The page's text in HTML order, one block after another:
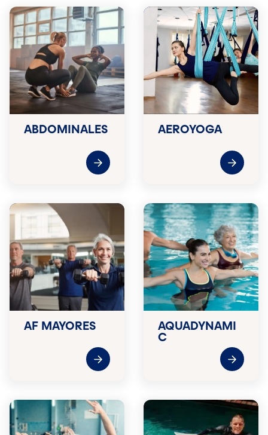
ABDOMINALES AEROYOGA
AF MAYORES
AQUADYNAMI
C